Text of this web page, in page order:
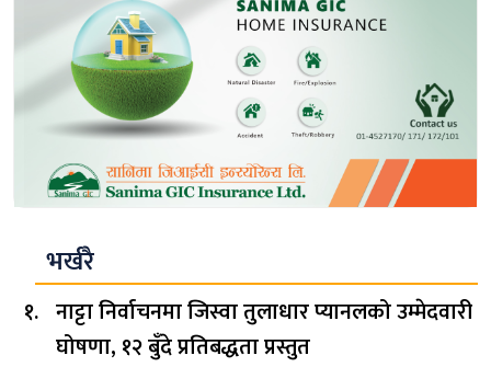
भर्खरै
नाट्टा निर्वाचनमा जिस्वा तुलाधार प्यानलको उम्मेदवारी
घोषणा, १२ बुँदे प्रतिबद्धता प्रस्तुत